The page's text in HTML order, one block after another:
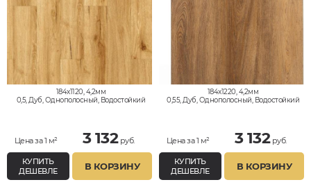
184x1120, 4,2мм
0,5, Дуб, Однополосный, Водостойкий
Цена за 1 м² 3 132руб.
КУПИТЬ
ДЕШЕВЛЕ
В КОРЗИНУ
184x1220, 4,2мм
0,55, Дуб, Однополосный, Водостойкий
Цена за 1 м² 3 132руб.
КУПИТЬ
ДЕШЕВЛЕ
В КОРЗИНУ